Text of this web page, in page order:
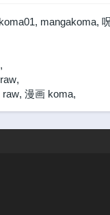
, mangakoma,
,
,
raw, 漫画 koma,